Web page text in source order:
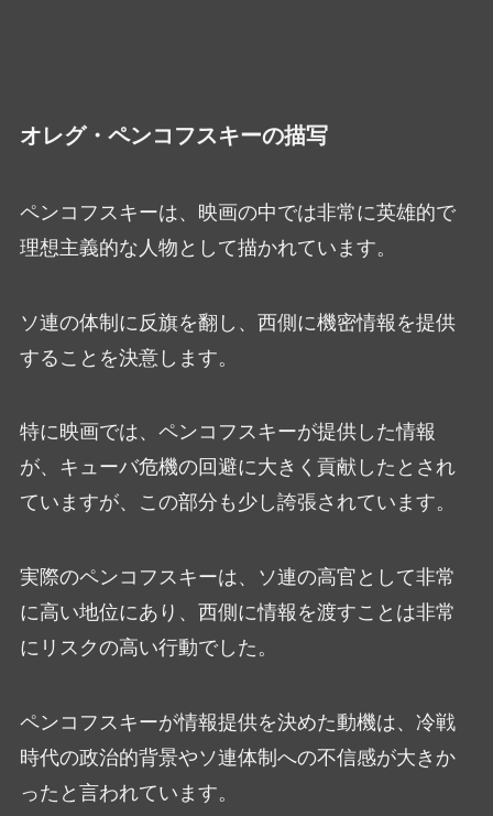
オレグ・ペンコフスキーの描写
ペンコフスキーは、映画の中では非常に英雄的で
理想主義的な人物として描かれています。
ソ連の体制に反旗を翻し、西側に機密情報を提供
することを決意します。
特に映画では、ペンコフスキーが提供した情報
が、キューバ危機の回避に大きく貢献したとされ
ていますが、この部分も少し誇張されています。
実際のペンコフスキーは、ソ連の高官として非常
に高い地位にあり、西側に情報を渡すことは非常
にリスクの高い行動でした。
ペンコフスキーが情報提供を決めた動機は、冷戦
時代の政治的背景やソ連体制への不信感が大きか
ったと言われています。